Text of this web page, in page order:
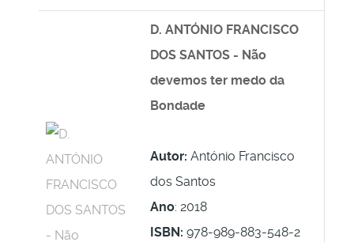
D. ANTÓNIO FRANCISCO
DOS SANTOS - Não
devemos ter medo da
Bondade
Autor: António Francisco
dos Santos
Ano: 2018
ISBN: 978-989-883-548-2